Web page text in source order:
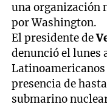
una organización
por Washington.
El presidente de
denunció el lunes
Latinoamericanos
presencia de
submarino